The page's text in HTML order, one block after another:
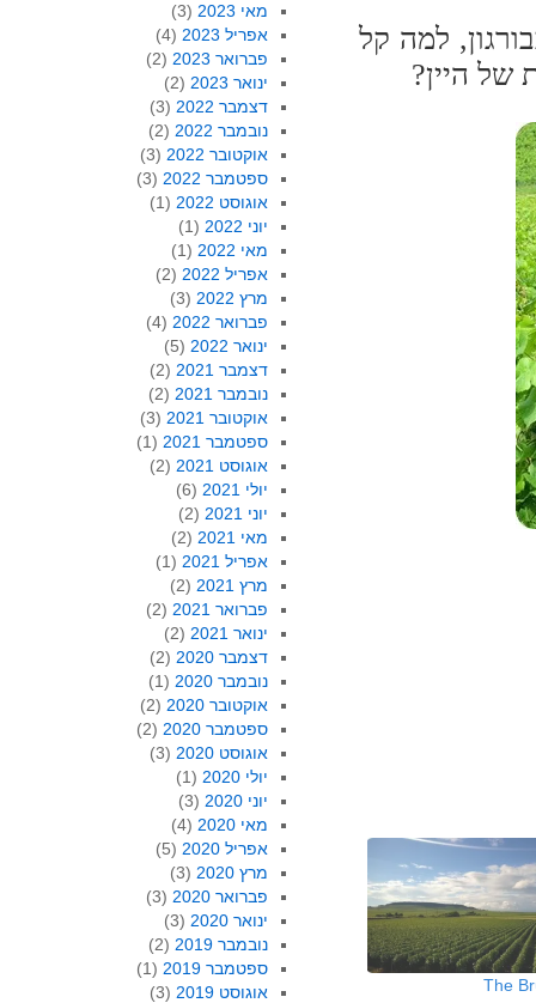
למה קל
היין?
The
מאי 2023
(3)
אפריל 2023
(4)
פברואר 2023
(2)
ינואר 2023
(2)
דצמבר 2022
(3)
נובמבר 2022
(2)
אוקטובר 2022
(3)
ספטמבר 2022
(3)
אוגוסט 2022
(1)
יוני 2022
(1)
מאי 2022
(1)
אפריל 2022
(2)
מרץ 2022
(3)
פברואר 2022
(4)
ינואר 2022
(5)
דצמבר 2021
(2)
נובמבר 2021
(2)
אוקטובר 2021
(3)
ספטמבר 2021
(1)
אוגוסט 2021
(2)
יולי 2021
(6)
יוני 2021
(2)
מאי 2021
(2)
אפריל 2021
(1)
מרץ 2021
(2)
פברואר 2021
(2)
ינואר 2021
(2)
דצמבר 2020
(2)
נובמבר 2020
(1)
אוקטובר 2020
(2)
ספטמבר 2020
(2)
אוגוסט 2020
(3)
יולי 2020
(1)
יוני 2020
(3)
מאי 2020
(4)
אפריל 2020
(5)
מרץ 2020
(3)
פברואר 2020
(3)
ינואר 2020
(3)
נובמבר 2019
(2)
ספטמבר 2019
(1)
אוגוסט 2019
(3)